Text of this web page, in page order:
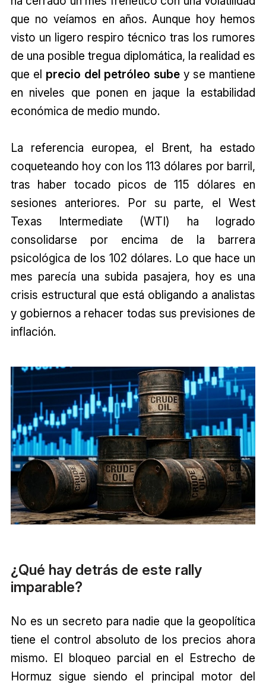
que no veíamos en años. Aunque hoy hemos
visto un ligero respiro técnico tras los rumores
de una posible tregua diplomática, la realidad es
que el precio del petróleo sube y se mantiene
en niveles que ponen en jaque la estabilidad
económica de medio mundo.
La referencia europea, el Brent, ha estado
coqueteando hoy con los 113 dólares por barril,
tras haber tocado picos de 115 dólares en
sesiones anteriores. Por su parte, el West
Texas Intermediate (WTI) ha logrado
consolidarse por encima de la barrera
psicológica de los 102 dólares. Lo que hace un
mes parecía una subida pasajera, hoy es una
crisis estructural que está obligando a analistas
y gobiernos a rehacer todas sus previsiones de
inflación.
¿Qué hay detrás de este rally
imparable?
No es un secreto para nadie que la geopolítica
tiene el control absoluto de los precios ahora
mismo. El bloqueo parcial en el Estrecho de
Hormuz sigue siendo el principal motor del